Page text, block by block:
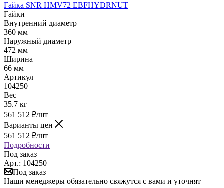
Гайка SNR HMV72 EBFHYDRNUT
Гайки
Внутренний диаметр
360 мм
Наружный диаметр
472 мм
Ширина
66 мм
Артикул
104250
Вес
35.7 кг
561 512 ₽/шт
Варианты цен
561 512 ₽/шт
Подробности
Под заказ
Арт.: 104250
Под заказ
Наши менеджеры обязательно свяжутся с вами и уточнят